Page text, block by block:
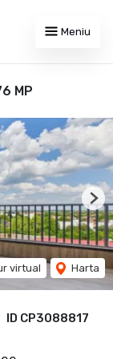
Meniu
MP
ID CP3088817
virtual Harta